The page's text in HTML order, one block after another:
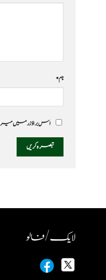
نام*
اس براؤزر میں میرا
لایک / فالو